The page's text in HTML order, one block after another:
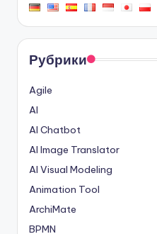
Рубрики
Agile
AI
AI Chatbot
AI Image Translator
AI Visual Modeling
Animation Tool
ArchiMate
BPMN